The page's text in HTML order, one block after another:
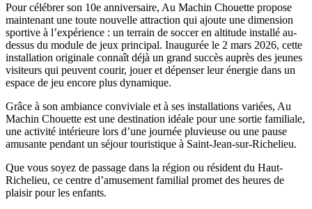
Pour célébrer son 10e anniversaire, Au Machin Chouette propose
maintenant une toute nouvelle attraction qui ajoute une dimension
sportive à l’expérience : un terrain de soccer en altitude installé au-
dessus du module de jeux principal. Inaugurée le 2 mars 2026, cette
installation originale connaît déjà un grand succès auprès des jeunes
visiteurs qui peuvent courir, jouer et dépenser leur énergie dans un
espace de jeu encore plus dynamique.
Grâce à son ambiance conviviale et à ses installations variées, Au
Machin Chouette est une destination idéale pour une sortie familiale,
une activité intérieure lors d’une journée pluvieuse ou une pause
amusante pendant un séjour touristique à Saint-Jean-sur-Richelieu.
Que vous soyez de passage dans la région ou résident du Haut-
Richelieu, ce centre d’amusement familial promet des heures de
plaisir pour les enfants.